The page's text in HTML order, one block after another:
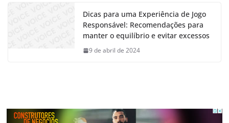
Dicas para uma Experiência de Jogo
Responsável: Recomendações para
manter o equilíbrio e evitar excessos
9 de abril de 2024